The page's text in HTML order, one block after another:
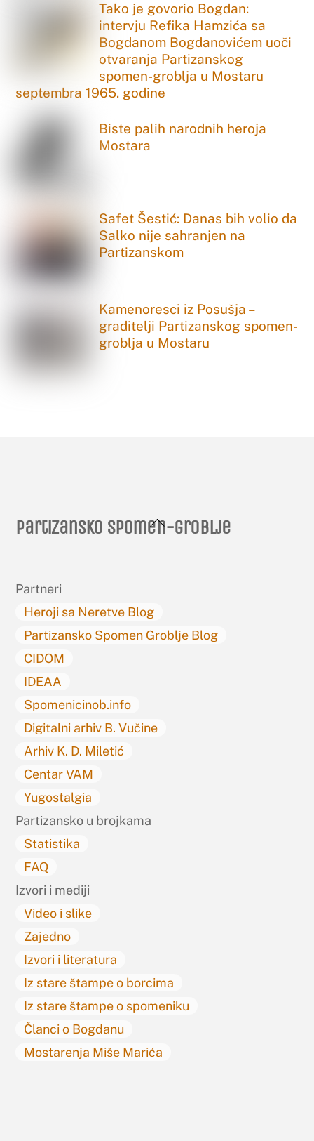
Tako je govorio Bogdan:
intervju Refika Hamzića sa
Bogdanom Bogdanovićem uoči
otvaranja Partizanskog
spomen-groblja u Mostaru
septembra 1965. godine
Biste palih narodnih heroja
Mostara
Safet Šestić: Danas bih volio da
Salko nije sahranjen na
Partizanskom
Kamenoresci iz Posušja –
graditelji Partizanskog spomen-
groblja u Mostaru
Back
Partizansko spomen-groblje
Partneri
Heroji sa Neretve Blog
Partizansko Spomen Groblje Blog
CIDOM
IDEAA
Spomenicinob.info
Digitalni arhiv B. Vučine
Arhiv K. D. Miletić
Centar VAM
Yugostalgia
Partizansko u brojkama
Statistika
FAQ
Izvori i mediji
Video i slike
Zajedno
Izvori i literatura
Iz stare štampe o borcima
Iz stare štampe o spomeniku
Članci o Bogdanu
Mostarenja Miše Marića